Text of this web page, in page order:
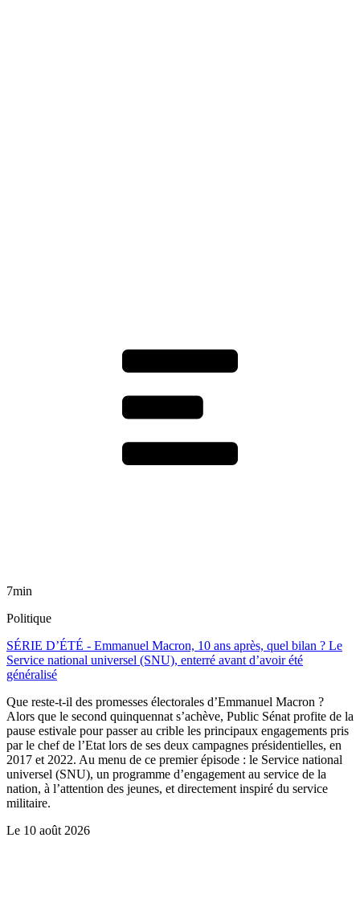
7min
Politique
SÉRIE D’ÉTÉ - Emmanuel Macron, 10 ans après, quel bilan ? Le
Service national universel (SNU), enterré avant d’avoir été
généralisé
Que reste-t-il des promesses électorales d’Emmanuel Macron ?
Alors que le second quinquennat s’achève, Public Sénat profite de la
pause estivale pour passer au crible les principaux engagements pris
par le chef de l’Etat lors de ses deux campagnes présidentielles, en
2017 et 2022. Au menu de ce premier épisode : le Service national
universel (SNU), un programme d’engagement au service de la
nation, à l’attention des jeunes, et directement inspiré du service
militaire.
Le 10 août 2026